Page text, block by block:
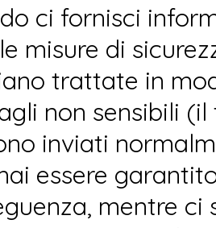
ci fornisci
misure di
trattate in
non sensibili
inviati
essere
mentre